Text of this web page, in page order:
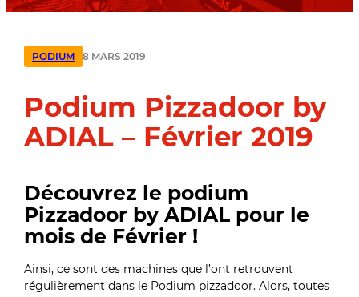
PODIUM 8 MARS 2019
Podium Pizzadoor by
ADIAL – Février 2019
Découvrez le podium
Pizzadoor by ADIAL pour le
mois de Février !
Ainsi, ce sont des machines que l’ont retrouvent
régulièrement dans le Podium pizzadoor. Alors, toutes